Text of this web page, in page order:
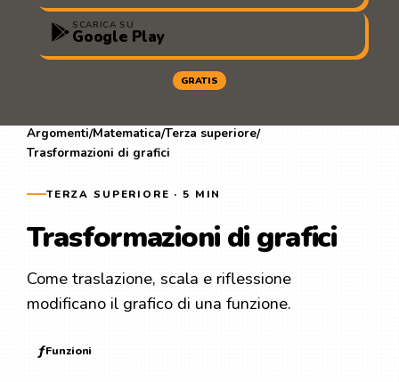
SCARICA SU
Google Play
GRATIS
Argomenti/Matematica/Terza superiore/
Trasformazioni di grafici
TERZA SUPERIORE · 5 MIN
Trasformazioni di grafici
Come traslazione, scala e riflessione
modificano il grafico di una funzione.
ƒFunzioni